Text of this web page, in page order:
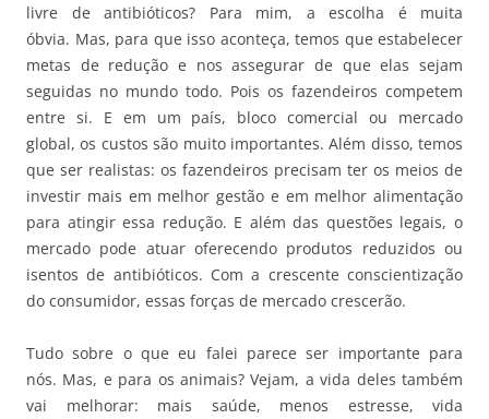
livre de antibióticos? Para mim, a escolha é muita
óbvia. Mas, para que isso aconteça, temos que estabelecer
metas de redução e nos assegurar de que elas sejam
seguidas no mundo todo. Pois os fazendeiros competem
entre si. E em um país, bloco comercial ou mercado
global, os custos são muito importantes. Além disso, temos
que ser realistas: os fazendeiros precisam ter os meios de
investir mais em melhor gestão e em melhor alimentação
para atingir essa redução. E além das questões legais, o
mercado pode atuar oferecendo produtos reduzidos ou
isentos de antibióticos. Com a crescente conscientização
do consumidor, essas forças de mercado crescerão.
Tudo sobre o que eu falei parece ser importante para
nós. Mas, e para os animais? Vejam, a vida deles também
vai melhorar: mais saúde, menos estresse, vida